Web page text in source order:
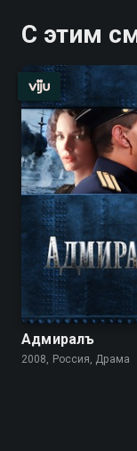
С этим
Адмиралъ
2008, Россия, Драма